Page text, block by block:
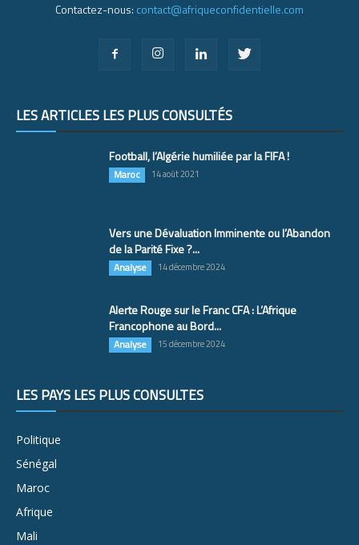
Contactez-nous: contact@afriqueconfidentielle.com
LES ARTICLES LES PLUS CONSULTÉS
Football, l’Algérie humiliée par la FIFA !
Maroc 14 août 2021
Vers une Dévaluation Imminente ou l’Abandon
de la Parité Fixe ?...
Analyse 14 décembre 2024
Alerte Rouge sur le Franc CFA : L’Afrique
Francophone au Bord...
Analyse 15 décembre 2024
LES PAYS LES PLUS CONSULTÉS
Politique
Sénégal
Maroc
Afrique
Mali